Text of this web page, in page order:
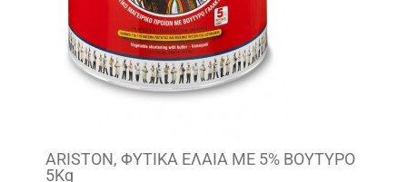
ARISTON, ΦΥΤΙΚΑ ΕΛΑΙΑ ΜΕ 5% ΒΟΥΤΥΡΟ
5Kg